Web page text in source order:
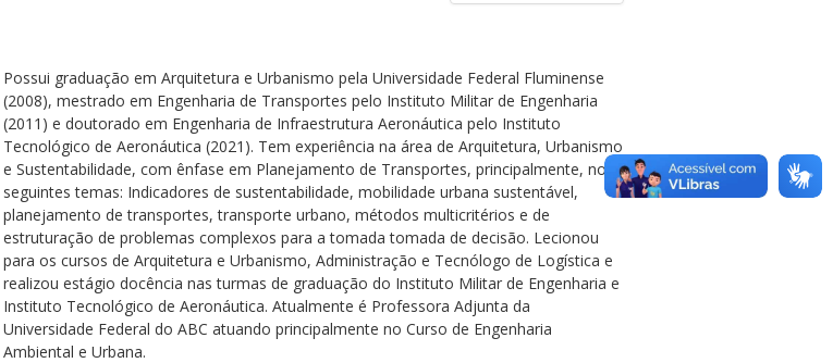
Possui graduação em Arquitetura e Urbanismo pela Universidade Federal Fluminense
(2008), mestrado em Engenharia de Transportes pelo Instituto Militar de Engenharia
(2011) e doutorado em Engenharia de Infraestrutura Aeronáutica pelo Instituto
Tecnológico de Aeronáutica (2021). Tem experiência na área de Arquitetura, Urbanismo
e Sustentabilidade, com ênfase em Planejamento de Transportes, principalmente, nos
seguintes temas: Indicadores de sustentabilidade, mobilidade urbana sustentável,
planejamento de transportes, transporte urbano, métodos multicritérios e de
estruturação de problemas complexos para a tomada tomada de decisão. Lecionou
para os cursos de Arquitetura e Urbanismo, Administração e Tecnólogo de Logística e
realizou estágio docência nas turmas de graduação do Instituto Militar de Engenharia e
Instituto Tecnológico de Aeronáutica. Atualmente é Professora Adjunta da
Universidade Federal do ABC atuando principalmente no Curso de Engenharia
Ambiental e Urbana.